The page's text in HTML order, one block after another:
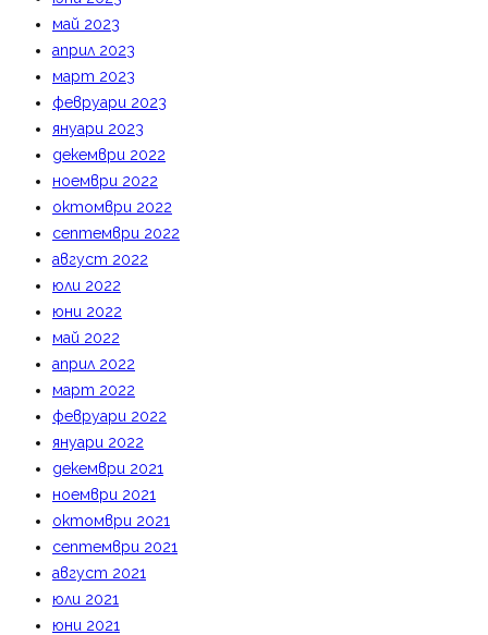
май 2023
април 2023
март 2023
февруари 2023
януари 2023
декември 2022
ноември 2022
октомври 2022
септември 2022
август 2022
юли 2022
юни 2022
май 2022
април 2022
март 2022
февруари 2022
януари 2022
декември 2021
ноември 2021
октомври 2021
септември 2021
август 2021
юли 2021
юни 2021